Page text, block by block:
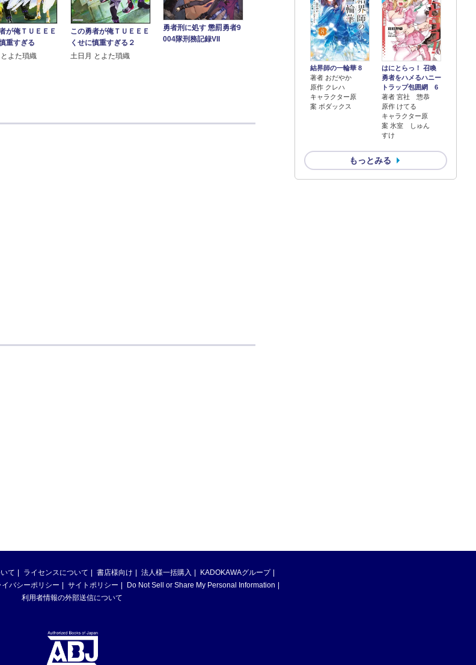
結界師の一輪華 8
著者 おだやか
原作 クレハ
キャラクター原
案 ボダックス
はにとらっ！ 召喚
勇者をハメるハニー
トラップ包囲網 6
著者 宮社 惣恭
原作 けてる
キャラクター原
案 氷室 しゅん
すけ
もっとみる
が俺ＴＵＥＥＥ
重すぎる
よた瑣織
この勇者が俺ＴＵＥＥＥ
くせに慎重すぎる２
土日月 とよた瑣織
勇者刑に処す 懲罰勇者9
004隊刑務記録VII
て ライセンスについて 書店様向け 法人様一括購入
KADOKAWAグループ
イバシーポリシー サイトポリシー
Do Not Sell or Share My Personal Information
利用者情報の外部送信について